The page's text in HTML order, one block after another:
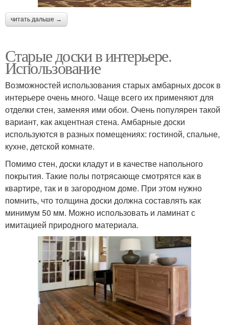
читать дальше →
Старые доски в интерьере.
Использование
Возможностей использования старых амбарных досок в
интерьере очень много. Чаще всего их применяют для
отделки стен, заменяя ими обои. Очень популярен такой
вариант, как акцентная стена. Амбарные доски
используются в разных помещениях: гостиной, спальне,
кухне, детской комнате.
Помимо стен, доски кладут и в качестве напольного
покрытия. Такие полы потрясающе смотрятся как в
квартире, так и в загородном доме. При этом нужно
помнить, что толщина доски должна составлять как
минимум 50 мм. Можно использовать и ламинат с
имитацией природного материала.